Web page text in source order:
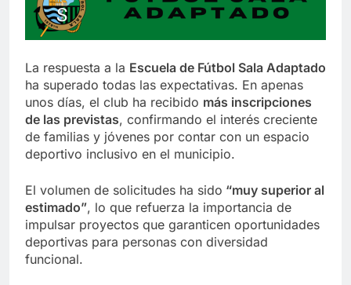
La respuesta a la Escuela de Fútbol Sala Adaptado
ha superado todas las expectativas. En apenas
unos días, el club ha recibido más inscripciones
de las previstas, confirmando el interés creciente
de familias y jóvenes por contar con un espacio
deportivo inclusivo en el municipio.
El volumen de solicitudes ha sido “muy superior al
estimado”, lo que refuerza la importancia de
impulsar proyectos que garanticen oportunidades
deportivas para personas con diversidad
funcional.